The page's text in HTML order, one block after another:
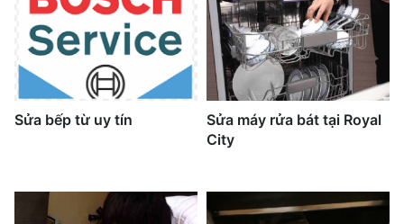
Sửa bếp từ uy tín
Sửa máy rửa bát tại Royal
City